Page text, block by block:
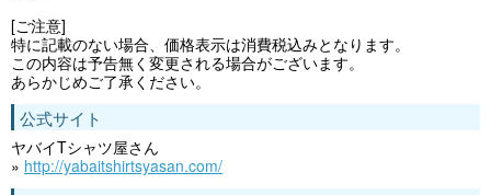
[ご注意]
特に記載のない場合、価格表示は消費税込みとなります。
この内容は予告無く変更される場合がございます。
あらかじめご了承ください。
公式サイト
ヤバイTシャツ屋さん
» http://yabaitshirtsyasan.com/